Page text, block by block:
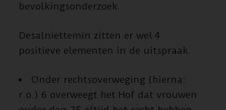
bevolkingsonderzoek.
Desalniettemin zitten er wel 4
positieve elementen in de uitspraak.
Onder rechtsoverweging (hierna:
r.o.) 6 overweegt het Hof dat vrouwen